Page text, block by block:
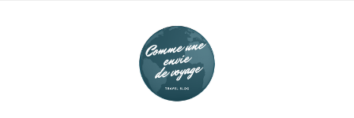
Comme
une
envie
de